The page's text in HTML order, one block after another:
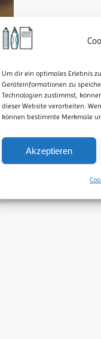
Um dir ein optimales Erlebnis
Geräteinformationen zu
Technologien zustimmst,
dieser Website verarbeiten.
können bestimmte Merkmale
Akzeptieren